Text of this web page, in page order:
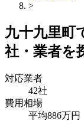
>
九十九里町
社・業者を
対応業者
42社
費用相場
平均886万円